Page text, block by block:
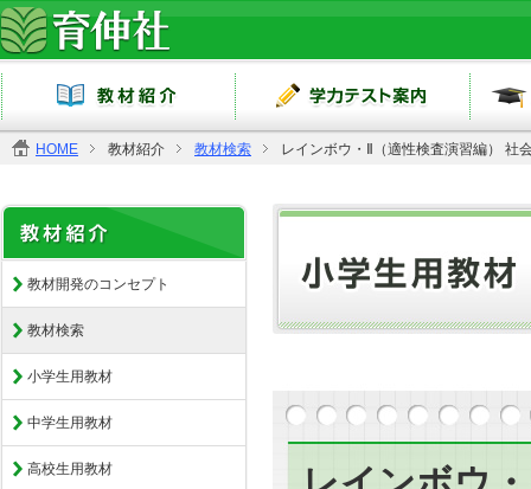
HOME 教材紹介 教材検索 レインボウ・Ⅱ（適性検査演習編） 社
教材開発のコンセプト
教材検索
小学生用教材
中学生用教材
高校生用教材